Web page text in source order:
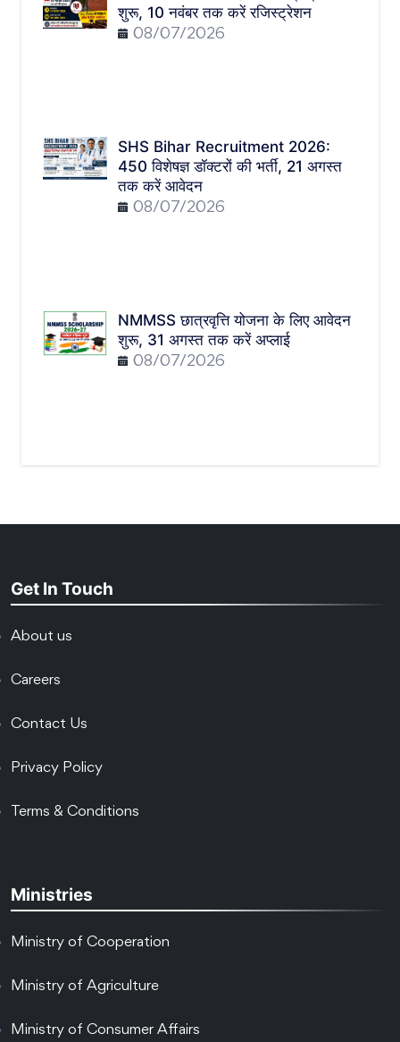
शुरू, 10 नवंबर तक करें रजिस्ट्रेशन
08/07/2026
SHS Bihar Recruitment 2026:
450 विशेषज्ञ डॉक्टरों की भर्ती, 21 अगस्त
तक करें आवेदन
08/07/2026
NMMSS छात्रवृत्ति योजना के लिए आवेदन
शुरू, 31 अगस्त तक करें अप्लाई
08/07/2026
Get In Touch
About us
Careers
Contact Us
Privacy Policy
Terms & Conditions
Ministries
Ministry of Cooperation
Ministry of Agriculture
Ministry of Consumer Affairs